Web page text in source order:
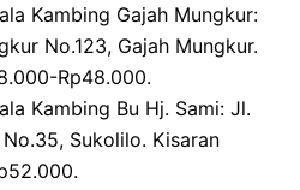
Kambing Gajah Mungkur:
No.123, Gajah Mungkur.
Rp48.000.
Kambing Bu Hj. Sami: Jl.
Sukolilo. Kisaran